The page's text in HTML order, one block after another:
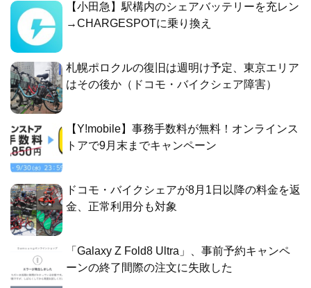
【小田急】駅構内のシェアバッテリーを充レン
→CHARGESPOTに乗り換え
札幌ポロクルの復旧は週明け予定、東京エリア
はその後か（ドコモ・バイクシェア障害）
【Y!mobile】事務手数料が無料！オンラインス
トアで9月末までキャンペーン
ドコモ・バイクシェアが8月1日以降の料金を返
金、正常利用分も対象
「Galaxy Z Fold8 Ultra」、事前予約キャンペ
ーンの終了間際の注文に失敗した